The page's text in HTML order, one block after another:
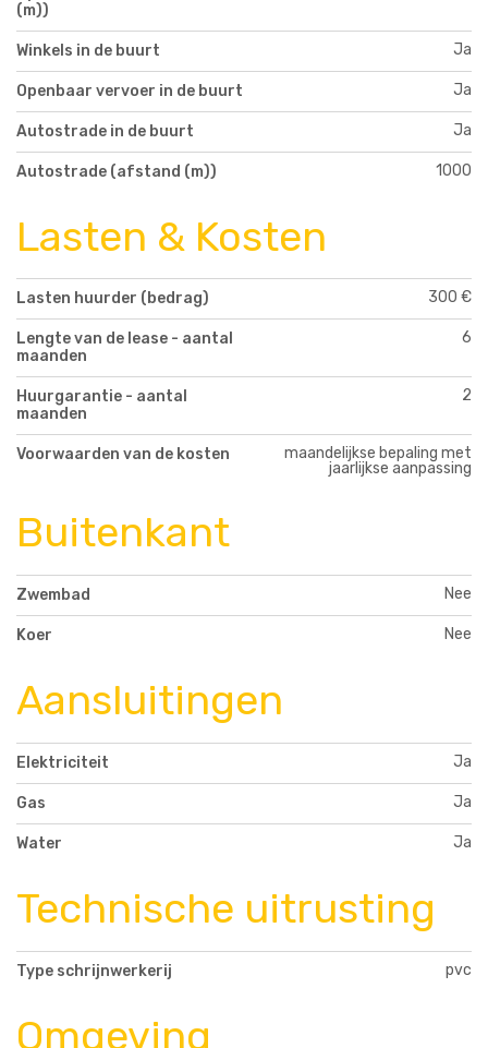
(m))
Winkels in de buurt Ja
Openbaar vervoer in de buurt Ja
Autostrade in de buurt Ja
Autostrade (afstand (m)) 1000
Lasten & Kosten
Lasten huurder (bedrag) 300 €
Lengte van de lease - aantal
maanden
6
Huurgarantie - aantal
maanden
2
Voorwaarden van de kosten
maandelijkse bepaling met
jaarlijkse aanpassing
Buitenkant
Zwembad Nee
Koer Nee
Aansluitingen
Elektriciteit Ja
Gas Ja
Water Ja
Technische uitrusting
Type schrijnwerkerij pvc
Omgeving